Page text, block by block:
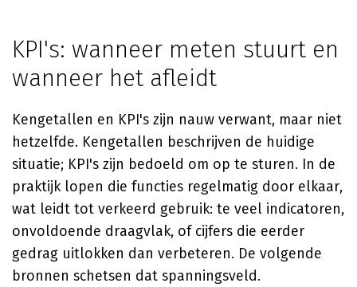
KPI's: wanneer meten stuurt en
wanneer het afleidt
Kengetallen en KPI's zijn nauw verwant, maar niet
hetzelfde. Kengetallen beschrijven de huidige
situatie; KPI's zijn bedoeld om op te sturen. In de
praktijk lopen die functies regelmatig door elkaar,
wat leidt tot verkeerd gebruik: te veel indicatoren,
onvoldoende draagvlak, of cijfers die eerder
gedrag uitlokken dan verbeteren. De volgende
bronnen schetsen dat spanningsveld.